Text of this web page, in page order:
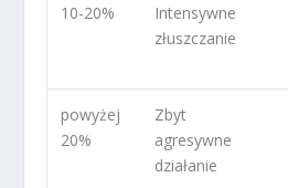
10-20%
Intensywne
złuszczanie
powyżej
20%
Zbyt
agresywne
działanie